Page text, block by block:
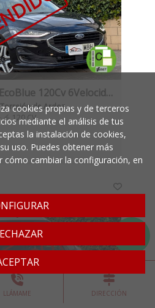
Ford Focus SB 1.5EcoBlue 120Cv 6Velocidades 5 Puertas, Etiqueta Medioambiental C Nacional Unico Dueño
Torrejón de Ardoz
120 CV
LLÁMAME DIRECCIÓN
cookies propias y de terceros
mediante el análisis de tus
la instalación de cookies,
uso. Puedes obtener más
cambiar la configuración, en